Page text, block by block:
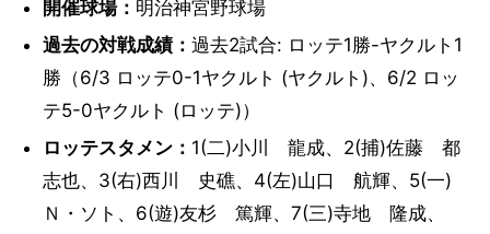
開催球場： 明治神宮野球場
過去の対戦成績： 過去2試合: ロッテ1勝-ヤクルト1
勝（6/3 ロッテ0-1ヤクルト (ヤクルト)、6/2 ロッ
テ5-0ヤクルト (ロッテ)）
ロッテスタメン： 1(二)小川 龍成、2(捕)佐藤 都
志也、3(右)西川 史礁、4(左)山口 航輝、5(一)
Ｎ・ソト、6(遊)友杉 篤輝、7(三)寺地 隆成、